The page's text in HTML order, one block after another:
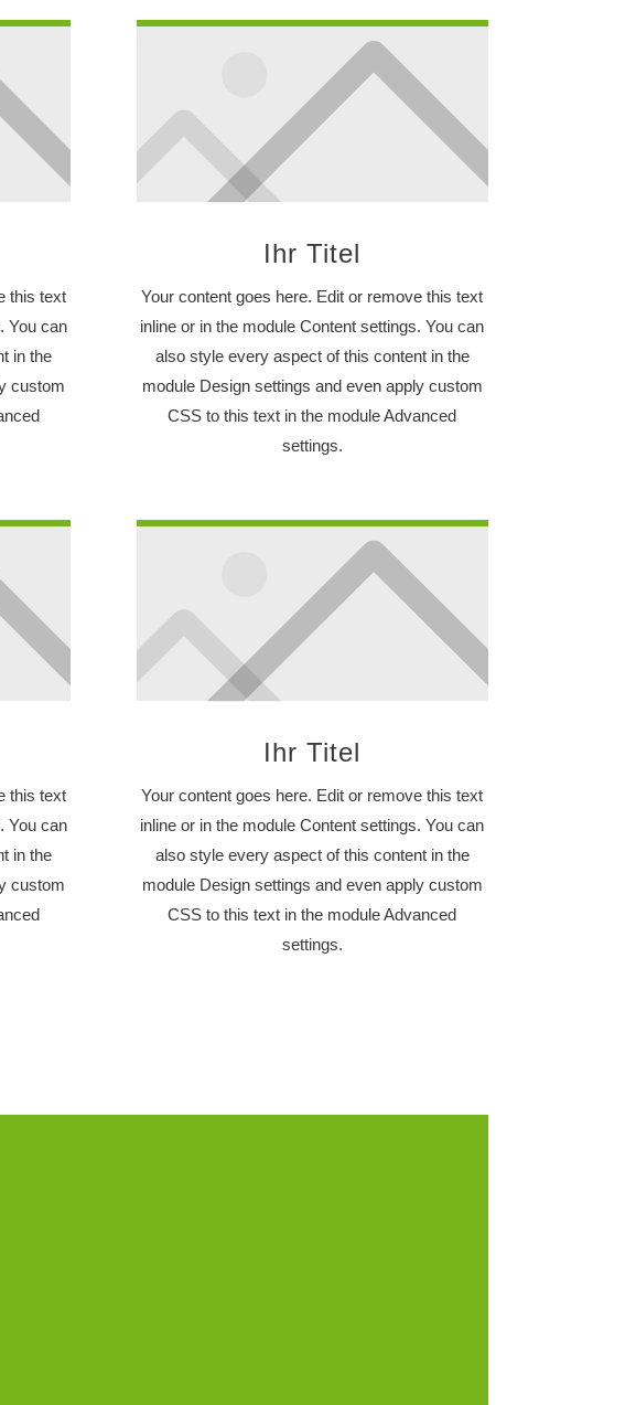
this text
You can
in the
custom
Ihr Titel
Your content goes here. Edit or remove this text
inline or in the module Content settings. You can
also style every aspect of this content in the
module Design settings and even apply custom
CSS to this text in the module Advanced
settings.
this text
You can
in the
custom
Ihr Titel
Your content goes here. Edit or remove this text
inline or in the module Content settings. You can
also style every aspect of this content in the
module Design settings and even apply custom
CSS to this text in the module Advanced
settings.